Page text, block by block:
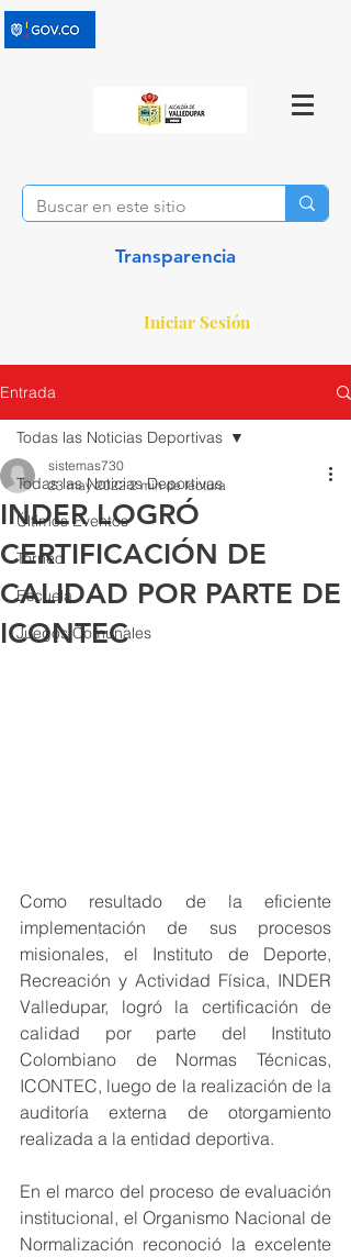
Transparencia
Iniciar Sesión
Entrada
Todas las Noticias Deportivas
Últimos Eventos
Torneo
Escuela
Juegos Comunales
Todas las Noticias Deportivas
INDER LOGRÓ
CERTIFICACIÓN DE
CALIDAD POR PARTE DE
ICONTEC
sistemas730
23 may 2022 2 min de lectura
Como resultado de la eficiente
implementación de sus procesos
misionales, el Instituto de Deporte,
Recreación y Actividad Física, INDER
Valledupar, logró la certificación de
calidad por parte del Instituto
Colombiano de Normas Técnicas,
ICONTEC, luego de la realización de la
auditoría externa de otorgamiento
realizada a la entidad deportiva.
En el marco del proceso de evaluación
institucional, el Organismo Nacional de
Normalización reconoció la excelente